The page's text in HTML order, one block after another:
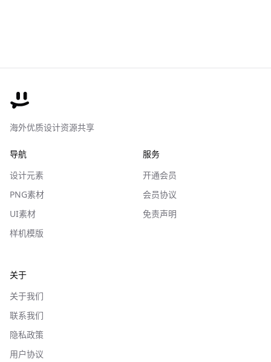
海外优质设计资源共享
导航
设计元素
PNG素材
UI素材
样机模版
服务
开通会员
会员协议
免责声明
关于
关于我们
联系我们
隐私政策
用户协议